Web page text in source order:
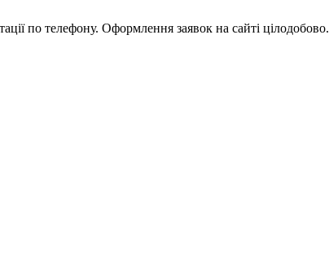
по телефону. Оформлення заявок на сайті цілодобово.